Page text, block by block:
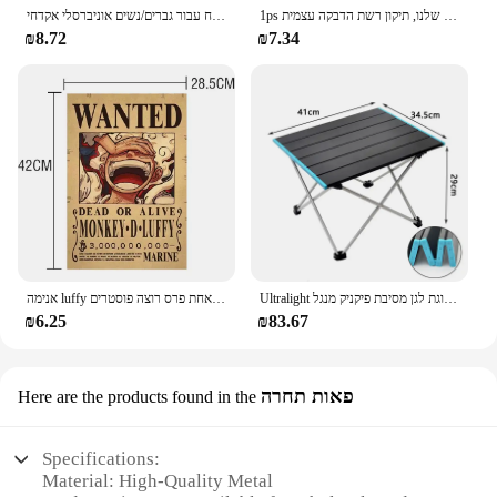
נרתיקי אקדח עבור גברים/נשים אוניברסלי אקדחי Airsoft IWB/OWB 9mm נרתיקי לנשיאה נסתרת גלוק טקטי אקדח אבזרים
₪8.72
1ps קל ליישום עמיד למים סרט תיקון חלון-לשמור יתושים החוצה עם נגד חרק שלנו, תיקון רשת הדבקה עצמית
₪7.34
אנימה luffy הילוך 5 חתיכה אחת פרס רוצה פוסטרים nika אייס ילד עתיק סלון קיר קישוט מדבקות צעצועים מתנות
₪6.25
Ultralight נייד מתקפל קמפינג שולחן מתקפל חיצוני שולחן ארוחת ערב חוזק גבוהה אלומיניום סגסוגת לגן מסיבת פיקניק מנגל
₪83.67
Here are the products found in the פאות תחרה
Specifications:
Material: High-Quality Metal